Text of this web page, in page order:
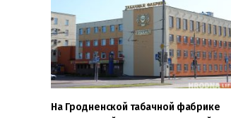
На Гродненской табачной фабрике